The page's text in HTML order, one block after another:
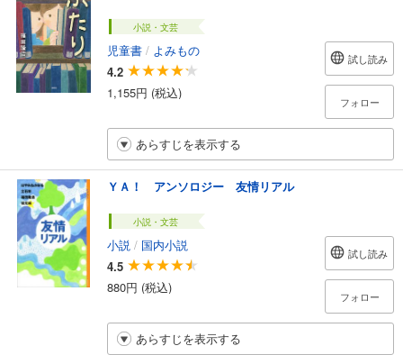
小説・文芸
児童書 / よみもの
4.2
1,155円 (税込)
試し読み
フォロー
あらすじを表示する
ＹＡ！ アンソロジー 友情リアル
小説・文芸
小説 / 国内小説
4.5
880円 (税込)
試し読み
フォロー
あらすじを表示する